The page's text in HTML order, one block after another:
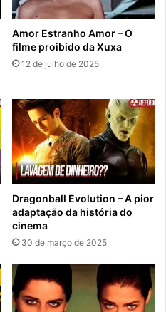
Amor Estranho Amor – O
filme proibido da Xuxa
12 de julho de 2025
Dragonball Evolution – A pior
adaptação da história do
cinema
30 de março de 2025